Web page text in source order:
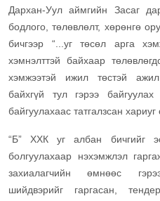
Дархан-Уул аймгийн Засаг
бодлого, төлөвлөлт, хөрөнгө
бичгээр “...уг төсөл арга
хэмнэлттэй байхаар
хэмжээтэй ижил төстэй
байхгүй тул гэрээ
байгуулахаас татгалзсан хариуг
“Б” ХХК уг албан бичгийг
болгуулахаар нэхэмжлэл
захиалагчийн өмнөөс
шийдвэрийг гаргасан,